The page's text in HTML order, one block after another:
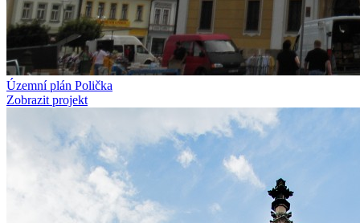
Územní plán Polička
Zobrazit projekt